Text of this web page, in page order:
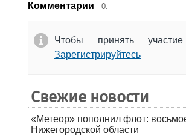
Комментарии 0.
Чтобы принять
Зарегистрируйтесь
Свежие новости
«Метеор» пополнил флот:
Нижегородской области